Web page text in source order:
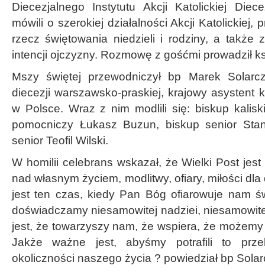
Diecezjalnego Instytutu Akcji Katolickiej
mówili o szerokiej działalności Akcji Katolickiej,
rzecz świętowania niedzieli i rodziny, a także
intencji ojczyzny. Rozmowę z gośćmi prowadził
Mszy świętej przewodniczył bp Marek
diecezji warszawsko-praskiej, krajowy asystent
w Polsce. Wraz z nim modlili się: biskup
pomocniczy Łukasz Buzun, biskup senior
senior Teofil Wilski.
W homilii celebrans wskazał, że Wielki Post
nad własnym życiem, modlitwy, ofiary, miłości
jest ten czas, kiedy Pan Bóg ofiarowuje nam
doświadczamy niesamowitej nadziei,
jest, że towarzyszy nam, że wspiera, że
Jakże ważne jest, abyśmy potrafili to
okoliczności naszego życia ? powiedział bp